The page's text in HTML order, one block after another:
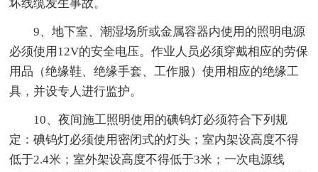
坏线缆发生事故。
9、地下室、潮湿场所或金属容器内使用的照明电源
必须使用12V的安全电压。作业人员必须穿戴相应的劳保
用品（绝缘鞋、绝缘手套、工作服）使用相应的绝缘工
具，并设专人进行监护。
10、夜间施工照明使用的碘钨灯必须符合下列规
定：碘钨灯必须使用密闭式的灯头；室内架设高度不得
低于2.4米；室外架设高度不得低于3米；一次电源线